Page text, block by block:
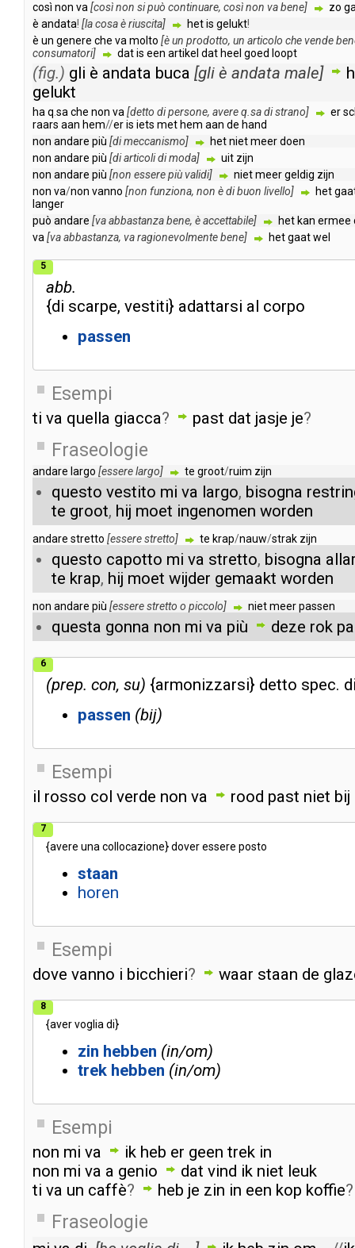
così non va [cosìnon sipuò continuare, cosìnon vabene] zo
è andata! [lacosaèriuscita] hetis gelukt!
è un genere che va molto [èun prodotto, un articolo chevende
consumatori] datis een artikel dat heel goed loopt
(fig.) gli è andata buca [gli è andata male]
gelukt
ha q sa che non va [detto dipersone, avereq sadistrano] er
raars aan hem//eris iets met hem aan de hand
non andare più [dimeccanismo] hetnietmeerdoen
non andare più [diarticolidimoda] uit zijn
non andare più [non esserepiùvalidi] nietmeergeldig zijn
non va/non vanno [non funziona, non èdibuon livello] het
langer
può andare [vaabbastanzabene, èaccettabile] het kan ermee
va [vaabbastanza, varagionevolmentebene] hetgaatwel
5
abb.
{di scarpe, vestiti} adattarsi al corpo
passen
Esempi
ti va quella giacca? past dat jasje je?
Fraseologie
andare largo [esserelargo] te groot/ruim zijn
questo vestito mi va largo, bisogna
te groot, hij moet ingenomen worden
andare stretto [esserestretto] te krap/nauw/strak zijn
questo capotto mi va stretto, bisogna
te krap, hij moet wijder gemaakt worden
non andare più [esserestretto o piccolo] nietmeerpassen
questa gonna non mi va più deze rok
6
prep. con, su {armonizzarsi} detto spec.
passen bij
Esempi
il rosso col verde non va rood past niet bij
7
{avere una collocazione}doveressere posto
staan
horen
Esempi
dove vanno i bicchieri? waar staan de
8
{avervoglia di}
zin hebben in/om
trek hebben in/om
Esempi
non mi va ik heb er geen trek in
non mi va a genio dat vind ik niet leuk
ti va un caffè? heb je zin in een kop koffie?
Fraseologie